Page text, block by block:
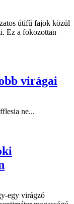
útifű fajok közül
Ez a fokozottan
virágai
ne...
egy virágzó